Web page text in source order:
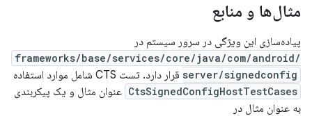
مثال‌ها و منابع
پیاده‌سازی این ویژگی در سرور سیستم در
frameworks/base/services/core/java/com/android/
server/signedconfig قرار دارد. تست CTS شامل موارد استفاده
CtsSignedConfigHostTestCases عنوان مثال و یک پیکربندی
به عنوان مثال در